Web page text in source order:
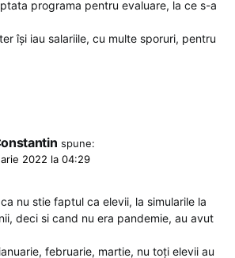
programa pentru evaluare, la ce s-a
își iau salariile, cu multe sporuri, pentru
spune:
2022 la 04:29
nu stie faptul ca elevii, la simularile la
deci si cand nu era pandemie, au avut
februarie, martie, nu toți elevii au